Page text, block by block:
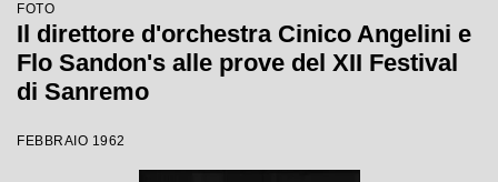
FOTO
Il direttore d'orchestra Cinico Angelini e
Flo Sandon's alle prove del XII Festival
di Sanremo
FEBBRAIO 1962